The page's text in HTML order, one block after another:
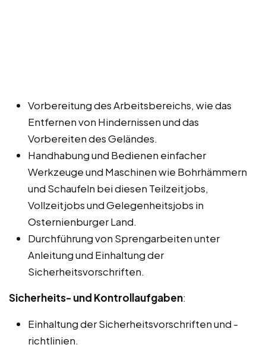
Vorbereitung des Arbeitsbereichs, wie das
Entfernen von Hindernissen und das
Vorbereiten des Geländes.
Handhabung und Bedienen einfacher
Werkzeuge und Maschinen wie Bohrhämmern
und Schaufeln bei diesen Teilzeitjobs,
Vollzeitjobs und Gelegenheitsjobs in
Osternienburger Land.
Durchführung von Sprengarbeiten unter
Anleitung und Einhaltung der
Sicherheitsvorschriften.
Sicherheits- und Kontrollaufgaben:
Einhaltung der Sicherheitsvorschriften und -
richtlinien.